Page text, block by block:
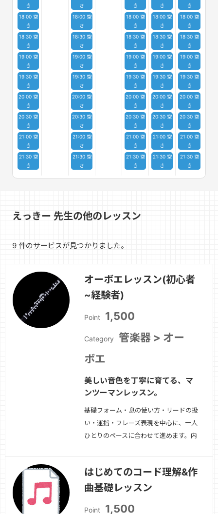
き
18:00 空
き
18:30 空
き
19:00 空
き
19:30 空
き
20:00 空
き
20:30 空
き
21:00 空
き
21:30 空
き
き
18:00 空
き
18:30 空
き
19:00 空
き
19:30 空
き
20:00 空
き
20:30 空
き
21:00 空
き
21:30 空
き
き
18:00 空
き
18:30 空
き
19:00 空
き
19:30 空
き
20:00 空
き
20:30 空
き
21:00 空
き
21:30 空
き
き
18:00 空
き
18:30 空
き
19:00 空
き
19:30 空
き
20:00 空
き
20:30 空
き
21:00 空
き
21:30 空
き
き
18:00 空
き
18:30 空
き
19:00 空
き
19:30 空
き
20:00 空
き
20:30 空
き
21:00 空
き
21:30 空
き
えっきー 先生の他のレッスン
9 件のサービスが見つかりました。
オーボエレッスン(初心者
~経験者)
Point 1,500
Category
管楽器 > オー
ボエ
美しい音色を丁寧に育てる、マ
ンツーマンレッスン。
基礎フォーム・息の使い方・リードの扱
い・運指・フレーズ表現を中心に、一人
ひとりのペースに合わせて進めます。内
ギング・ロングトーン・表現・曲練習・
課題整理吹奏楽・ソロ・趣味演奏、目的
はじめてのコード理解&作
曲基礎レッスン
Point 1,500